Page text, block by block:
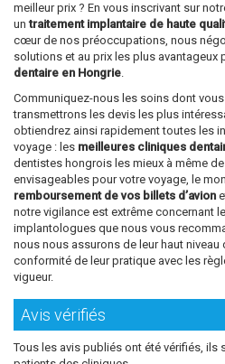
meilleur prix ? En vous inscrivant sur
untraitement implantaire de haute
cœur de nos préoccupations, nous
solutions et au prix les plus avantageux
dentaire en Hongrie.
Communiquez-nous les soins dont
transmettrons les devis les plus
obtiendrez ainsi rapidement toutes les
voyage : les meilleures cliniques
dentistes hongrois les mieux à même
envisageables pour votre voyage, le
remboursement de vos billets d’avion
notre vigilance est extrême concernant
implantologues que nous vous
nous nous assurons de leur haut
conformité de leur pratique avec les
vigueur.
Avis vérifiés
Tous les avis publiés ont été vérifiés, ils